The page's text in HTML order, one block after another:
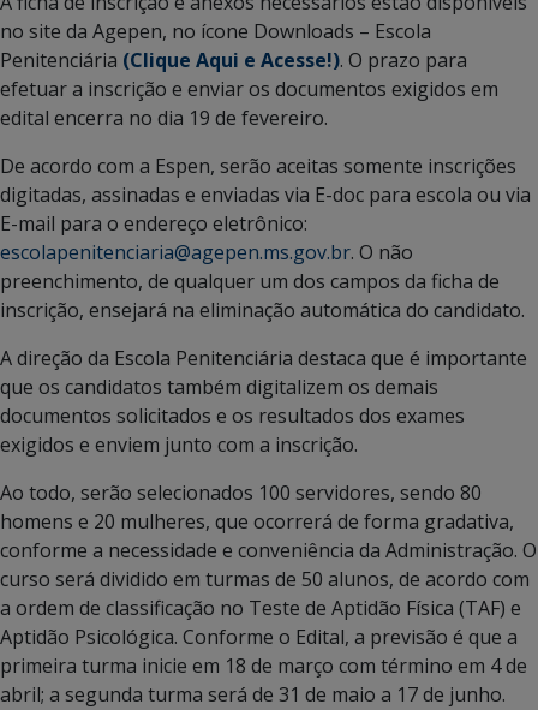
no site da Agepen, no ícone Downloads – Escola
Penitenciária (Clique Aqui e Acesse!). O prazo para
efetuar a inscrição e enviar os documentos exigidos em
edital encerra no dia 19 de fevereiro.
De acordo com a Espen, serão aceitas somente inscrições
digitadas, assinadas e enviadas via E-doc para escola ou via
E-mail para o endereço eletrônico:
escolapenitenciaria@agepen.ms.gov.br. O não
preenchimento, de qualquer um dos campos da ficha de
inscrição, ensejará na eliminação automática do candidato.
A direção da Escola Penitenciária destaca que é importante
que os candidatos também digitalizem os demais
documentos solicitados e os resultados dos exames
exigidos e enviem junto com a inscrição.
Ao todo, serão selecionados 100 servidores, sendo 80
homens e 20 mulheres, que ocorrerá de forma gradativa,
conforme a necessidade e conveniência da Administração. O
curso será dividido em turmas de 50 alunos, de acordo com
a ordem de classificação no Teste de Aptidão Física (TAF) e
Aptidão Psicológica. Conforme o Edital, a previsão é que a
primeira turma inicie em 18 de março com término em 4 de
abril; a segunda turma será de 31 de maio a 17 de junho.